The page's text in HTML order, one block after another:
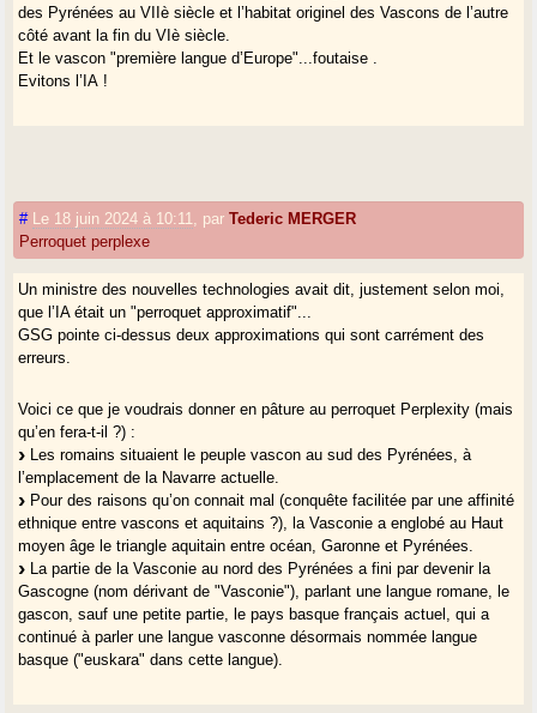
des Pyrénées au VIIè siècle et l’habitat originel des Vascons de l’autre
côté avant la fin du VIè siècle.
Et le vascon "première langue d’Europe"...foutaise .
Evitons l’IA !
# Le 18 juin 2024 à 10:11 parTederic MERGER
Perroquet perplexe
Un ministre des nouvelles technologies avait dit, justement selon moi,
que l’IA était un "perroquet approximatif"...
GSG pointe ci-dessus deux approximations qui sont carrément des
erreurs.
Voici ce que je voudrais donner en pâture au perroquet Perplexity (mais
qu’en fera-t-il ?) :
Les romains situaient le peuple vascon au sud des Pyrénées, à
l’emplacement de la Navarre actuelle.
Pour des raisons qu’on connait mal (conquête facilitée par une affinité
ethnique entre vascons et aquitains ?), la Vasconie a englobé au Haut
moyen âge le triangle aquitain entre océan, Garonne et Pyrénées.
La partie de la Vasconie au nord des Pyrénées a fini par devenir la
Gascogne (nom dérivant de "Vasconie"), parlant une langue romane, le
gascon, sauf une petite partie, le pays basque français actuel, qui a
continué à parler une langue vasconne désormais nommée langue
basque ("euskara" dans cette langue).